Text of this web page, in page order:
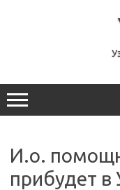
И.о.
прибудет в